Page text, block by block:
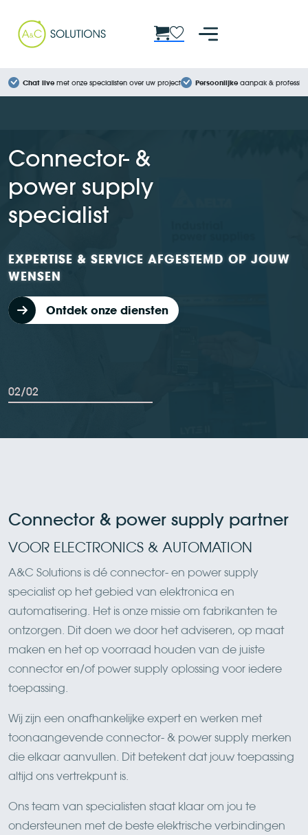
Chat live met onze specialisten over uw project Persoonlijke aanpak &
Connector- &
power supply
specialist
EXPERTISE & SERVICE AFGESTEMD OP JOUW
WENSEN
Ontdek onze diensten
02/02
Connector & power supply partner
VOOR ELECTRONICS & AUTOMATION
A&C Solutions is dé connector- en power supply
specialist op het gebied van elektronica en
automatisering. Het is onze missie om fabrikanten te
ontzorgen. Dit doen we door het adviseren, op maat
maken en het op voorraad houden van de juiste
connector en/of power supply oplossing voor iedere
toepassing.
Wij zijn een onafhankelijke expert en werken met
toonaangevende connector- & power supply merken
die elkaar aanvullen. Dit betekent dat jouw toepassing
altijd ons vertrekpunt is.
Ons team van specialisten staat klaar om jou te
ondersteunen met de beste elektrische verbindingen